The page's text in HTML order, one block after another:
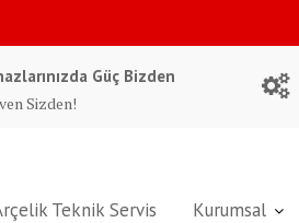
Güç Bizden
Sizden!
Teknik Servis Kurumsal